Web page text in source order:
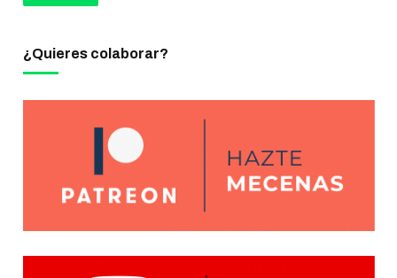
¿Quieres colaborar?